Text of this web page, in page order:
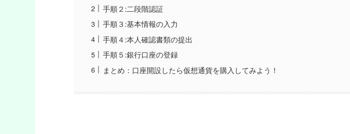
手順２:二段階認証
手順３:基本情報の入力
手順４:本人確認書類の提出
手順５:銀行口座の登録
まとめ：口座開設したら仮想通貨を購入してみよう！